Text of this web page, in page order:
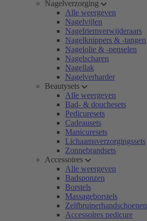
Nagelverzorging
Alle weergeven
Nagelvijlen
Nagelriemverwijderaars
Nagelknippers & -tangen
Nagelolie & -penselen
Nagelscharen
Nagellak
Nagelverharder
Beautysets
Alle weergeven
Bad- & douchesets
Pedicuresets
Cadeausets
Manicuresets
Lichaamsverzorgingssets
Zonnebrandsets
Accessoires
Alle weergeven
Badsponzen
Borstels
Massageborstels
Zelfbruinerhandschoenen
Accessoires pedicure